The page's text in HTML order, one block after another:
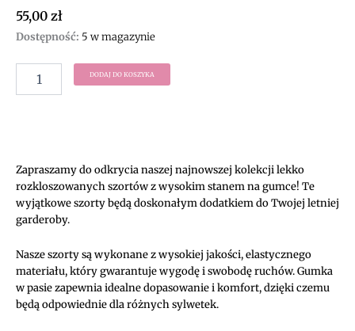
55,00 zł
Dostępność: 5 w magazynie
ilość
rozkloszowane
szorty
z
gumce
(białe)
DODAJ DO KOSZYKA
Zapraszamy do odkrycia naszej najnowszej kolekcji lekko
rozkloszowanych szortów z wysokim stanem na gumce! Te
wyjątkowe szorty będą doskonałym dodatkiem do Twojej letniej
garderoby.
Nasze szorty są wykonane z wysokiej jakości, elastycznego
materiału, który gwarantuje wygodę i swobodę ruchów. Gumka
w pasie zapewnia idealne dopasowanie i komfort, dzięki czemu
będą odpowiednie dla różnych sylwetek.